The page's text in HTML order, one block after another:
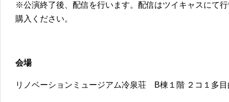
※公演終了後、配信を行います。配信はツイキャスにて
購入ください。
会場
リノベーションミュージアム冷泉荘 B棟１階 ２コ１多